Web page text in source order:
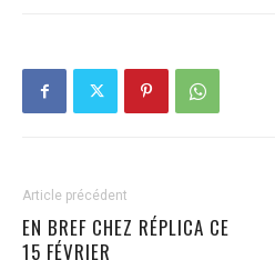
Article précédent
EN BREF CHEZ RÉPLICA CE
15 FÉVRIER